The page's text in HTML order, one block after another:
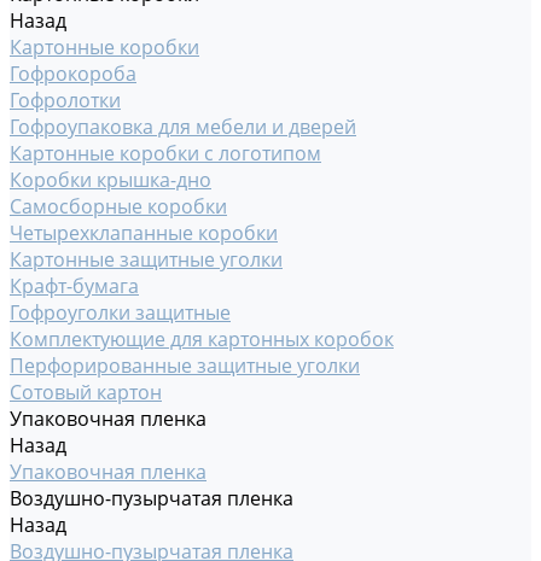
Назад
Картонные коробки
Гофрокороба
Гофролотки
Гофроупаковка для мебели и дверей
Картонные коробки с логотипом
Коробки крышка-дно
Самосборные коробки
Четырехклапанные коробки
Картонные защитные уголки
Крафт-бумага
Гофроуголки защитные
Комплектующие для картонных коробок
Перфорированные защитные уголки
Сотовый картон
Упаковочная пленка
Назад
Упаковочная пленка
Воздушно-пузырчатая пленка
Назад
Воздушно-пузырчатая пленка